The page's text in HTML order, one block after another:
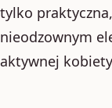
tylko
nieodzownym
aktywnej